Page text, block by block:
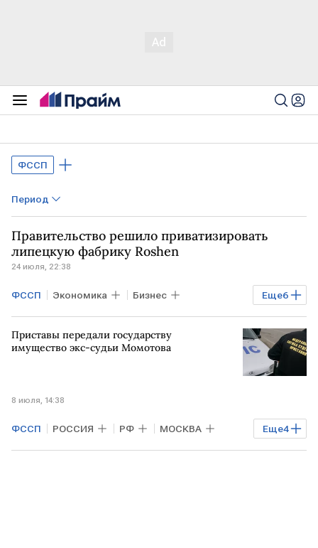
ФССП
Период
Правительство решило приватизировать
липецкую фабрику Roshen
24 июля, 22:38
Еще6
ФССП Экономика Бизнес
РОССИЯ Липецк УКРАИНА РФ
Петр Порошенко Roshen
Приставы передали государству
имущество экс-судьи Момотова
8 июля, 14:38
Еще4
ФССП РОССИЯ РФ МОСКВА
РОСТОВ-НА-ДОНУ Верховный суд